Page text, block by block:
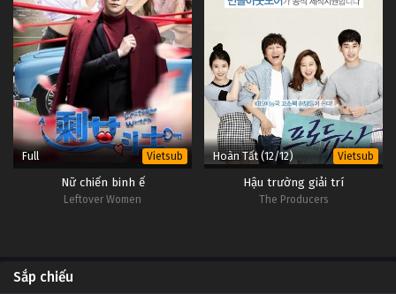
Full Vietsub
Nữ chiến binh ế
Leftover Women
Hoàn Tất (12/12) Vietsub
Hậu trường giải trí
The Producers
Sắp chiếu